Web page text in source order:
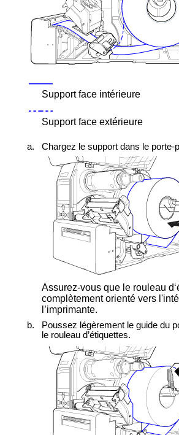
Support face intérieure
Support face extérieure
a. Chargez le support dans le porte-
Assurez-vous que le rouleau
complètement orienté vers
l’imprimante.
b.
Poussez légèrement le guide du
le rouleau d’étiquettes.